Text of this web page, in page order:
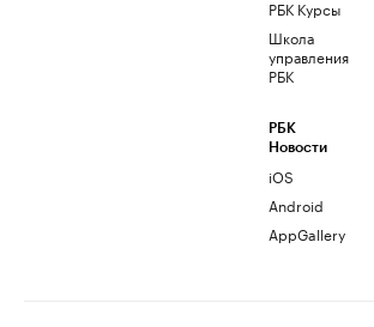
РБК Курсы
Школа
управления
РБК
РБК
Новости
iOS
Android
AppGallery